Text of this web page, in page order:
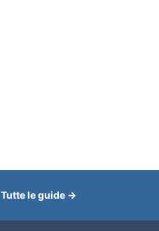
Tutte le guide →